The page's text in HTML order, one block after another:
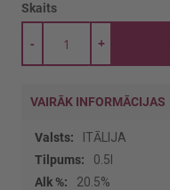
Skaits
+
-
VAIRĀK INFORMĀCIJAS
Vairāk
informācijas
ITĀLIJA
0.5l
20.5%